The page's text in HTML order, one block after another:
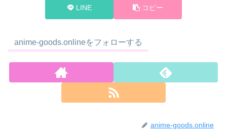
LINE コピー
anime-goods.onlineをフォローする
anime-goods.online